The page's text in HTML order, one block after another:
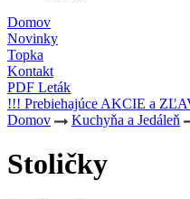
Domov
Novinky
Topka
Kontakt
PDF Leták
!!! Prebiehajúce AKCIE a
Domov
Kuchyňa a Jedáleň
Stoličky